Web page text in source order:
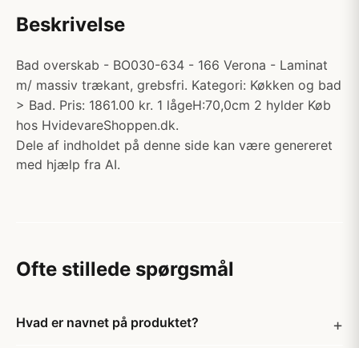
Beskrivelse
Bad overskab - BO030-634 - 166 Verona - Laminat
m/ massiv trækant, grebsfri. Kategori: Køkken og bad
> Bad. Pris: 1861.00 kr. 1 lågeH:70,0cm 2 hylder Køb
hos HvidevareShoppen.dk.
Dele af indholdet på denne side kan være genereret
med hjælp fra AI.
Ofte stillede spørgsmål
Hvad er navnet på produktet?